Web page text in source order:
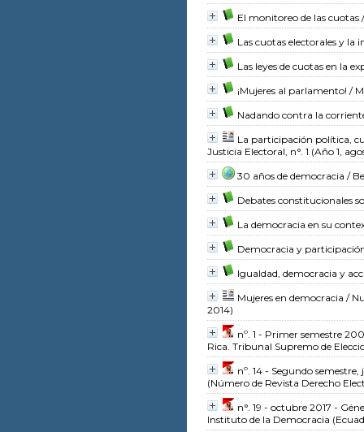
El monitoreo de las cuotas
Las cuotas electorales y la
Las leyes de cuotas en la
¡Mujeres al parlamento! /
Nadando contra la
La participación política,
Justicia Electoral, n°. 1 (Año 1,
30 años de democracia /
Debates constitucionales
La democracia en su
Democracia y
Igualdad, democracia y
Mujeres en democracia /
2014)
nº. 1 - Primer semestre
Rica. Tribunal Supremo de
nº. 14 - Segundo
(Número de Revista Derecho
n°. 19 - octubre 2017 -
Instituto de la Democracia